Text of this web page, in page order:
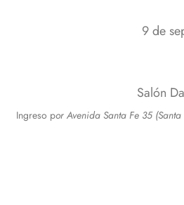
9 de
Salón
Ingreso por Avenida Santa Fe 35